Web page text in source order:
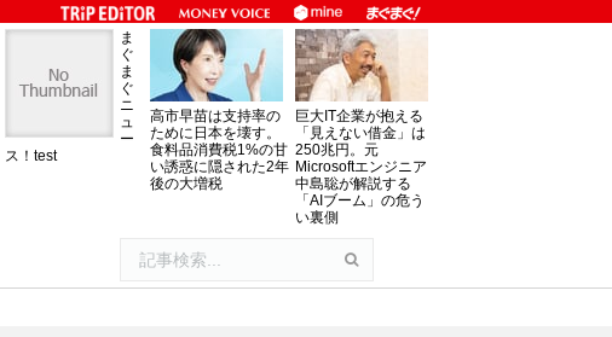
ま
ぐ
ま
ぐ
ニ
ュ
ー
ス！test
高市早苗は支持率の
ために日本を壊す。
食料品消費税1%の甘
い誘惑に隠された2年
後の大増税
巨大IT企業が抱える
「見えない借金」は
250兆円。元
Microsoftエンジニア
中島聡が解説する
「AIブーム」の危う
い裏側